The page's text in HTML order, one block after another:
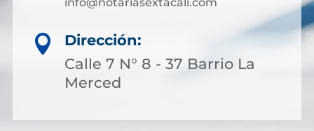

Dirección:
Calle 7 N° 8 - 37 Barrio La
Merced